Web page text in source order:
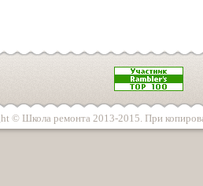
© Школа ремонта 2013-2015. При